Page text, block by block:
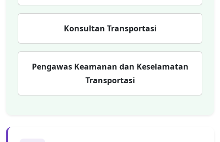
Konsultan Transportasi
Pengawas Keamanan dan Keselamatan
Transportasi